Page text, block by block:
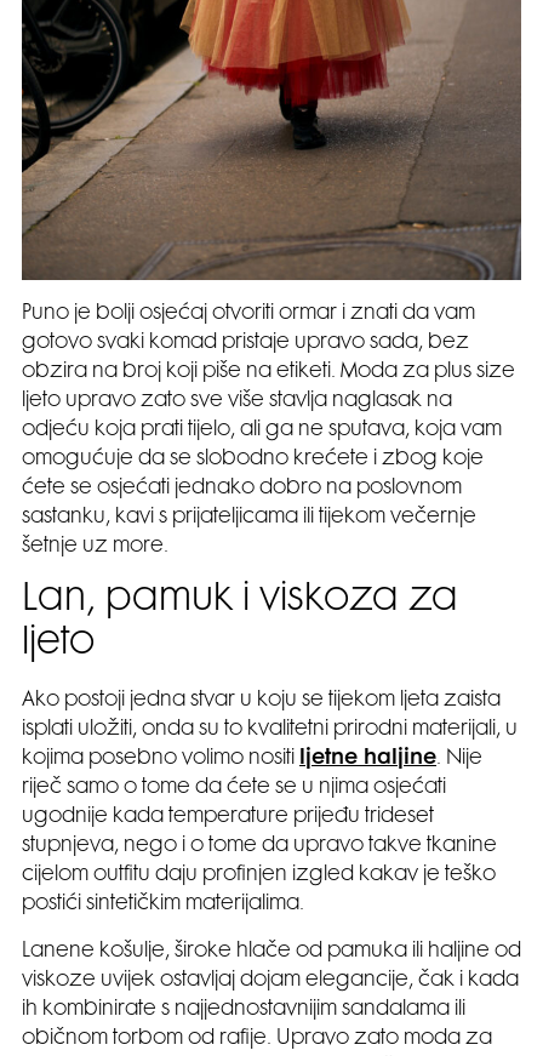
Puno je bolji osjećaj otvoriti ormar i znati da vam
gotovo svaki komad pristaje upravo sada, bez
obzira na broj koji piše na etiketi. Moda za plus size
ljeto upravo zato sve više stavlja naglasak na
odjeću koja prati tijelo, ali ga ne sputava, koja vam
omogućuje da se slobodno krećete i zbog koje
ćete se osjećati jednako dobro na poslovnom
sastanku, kavi s prijateljicama ili tijekom večernje
šetnje uz more.
Lan, pamuk i viskoza za
ljeto
Ako postoji jedna stvar u koju se tijekom ljeta zaista
isplati uložiti, onda su to kvalitetni prirodni materijali, u
kojima posebno volimo nositi
ljetne haljine. Nije
riječ samo o tome da ćete se u njima osjećati
ugodnije kada temperature prijeđu trideset
stupnjeva, nego i o tome da upravo takve tkanine
cijelom outfitu daju profinjen izgled kakav je teško
postići sintetičkim materijalima.
Lanene košulje, široke hlače od pamuka ili haljine od
viskoze uvijek ostavljaj dojam elegancije, čak i kada
ih kombinirate s najjednostavnijim sandalama ili
običnom torbom od rafije. Upravo zato moda za